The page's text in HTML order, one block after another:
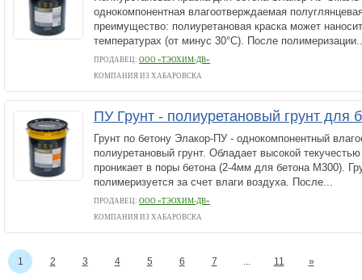
однокомпонентная влагоотверждаемая
преимущество: полиуретановая краска может
температурах (от минус 30°С). После
ПРОДАВЕЦ: ООО «ТЭОХИМ-ДВ»
КОМПАНИЯ ИЗ ХАБАРОВСКА
ПУ Грунт - полиуретановый грунт для
Грунт по бетону Элакор-ПУ - однокомпонентный
полиуретановый грунт. Обладает высокой
проникает в поры бетона (2-4мм для бетона М300).
полимеризуется за счет влаги воздуха. После...
ПРОДАВЕЦ: ООО «ТЭОХИМ-ДВ»
КОМПАНИЯ ИЗ ХАБАРОВСКА
1 2 3 4 5 6 7 ... 11 »